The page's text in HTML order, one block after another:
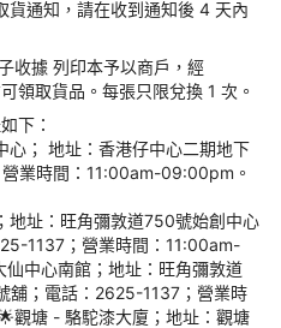
通知，請在收到通知後 4 天內
收據 列印本予以商戶，經
下：
心； 地址：香港仔中心二期地下
業時間：11:00am-09:00pm。
地址：旺角彌敦道750號始創中心
1137；營業時間：11:00am-
中心南館；地址：旺角彌敦道
；電話：2625-1137；營業時
觀塘 - 駱駝漆大廈；地址：觀塘